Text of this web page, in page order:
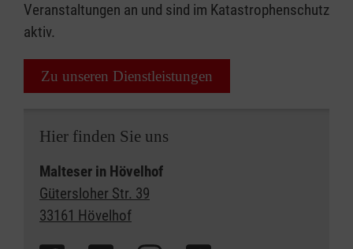
Veranstaltungen an und sind im Katastrophenschutz
aktiv.
Zu unseren Dienstleistungen
Hier finden Sie uns
Malteser in Hövelhof
Gütersloher Str. 39
33161 Hövelhof